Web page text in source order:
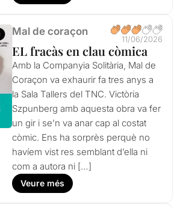
Mal de coraçon
11/06/2026
EL fracàs en clau còmica
Amb la Companyia Solitària, Mal de
Coraçon va exhaurir fa tres anys a
la Sala Tallers del TNC. Victòria
Szpunberg amb aquesta obra va fer
un gir i se’n va anar cap al costat
còmic. Ens ha sorprès perquè no
havíem vist res semblant d’ella ni
com a autora ni […]
Veure més